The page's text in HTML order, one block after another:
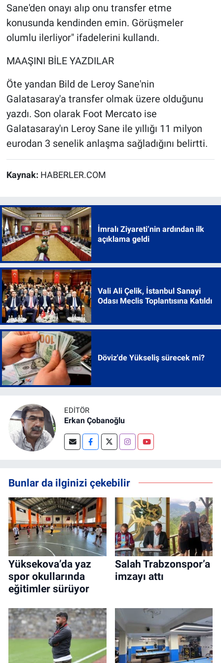
Sane'den onayı alıp onu transfer etme
konusunda kendinden emin. Görüşmeler
olumlu ilerliyor" ifadelerini kullandı.
MAAŞINI BİLE YAZDILAR
Öte yandan Bild de Leroy Sane'nin
Galatasaray'a transfer olmak üzere olduğunu
yazdı. Son olarak Foot Mercato ise
Galatasaray'ın Leroy Sane ile yıllığı 11 milyon
eurodan 3 senelik anlaşma sağladığını belirtti.
Kaynak: HABERLER.COM
İmralı Ziyareti’nin ardından ilk
açıklama geldi
Vali Ali Çelik, İstanbul Sanayi
Odası Meclis Toplantısına Katıldı
Döviz'de Yükseliş sürecek mi?
EDITÖR
Erkan Çobanoğlu
Bunlar da ilginizi çekebilir
Yüksekova’da yaz
spor okullarında
eğitimler sürüyor
Salah Trabzonspor’a
imzayı attı